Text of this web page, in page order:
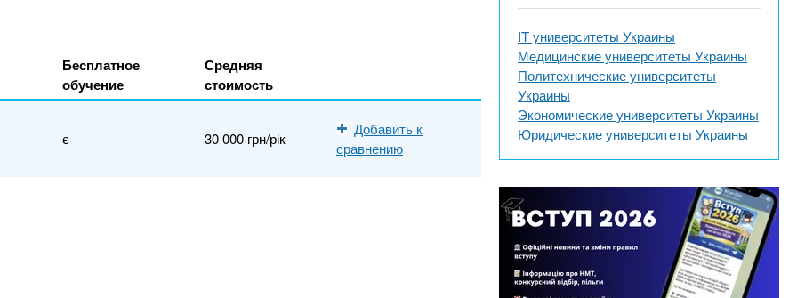
Бесплатное
обучение
Средняя
стоимость
є 30 000 грн/рік
Добавить к
сравнению
IT университеты Украины
Медицинские университеты Украины
Политехнические университеты
Украины
Экономические университеты Украины
Юридические университеты Украины